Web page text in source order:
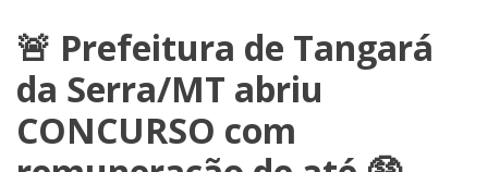
🚨 Prefeitura de Tangará
da Serra/MT abriu
CONCURSO com